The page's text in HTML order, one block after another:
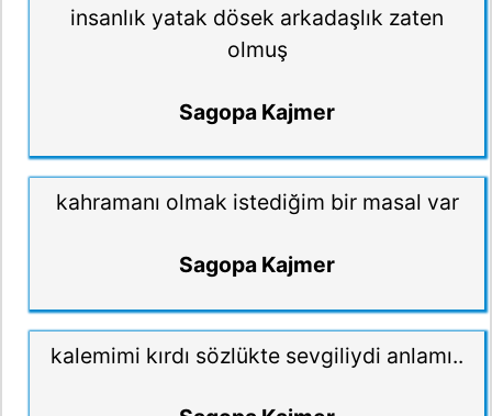
insanlık yatak dösek arkadaşlık zaten
olmuş
Sagopa Kajmer
kahramanı olmak istediğim bir masal var
Sagopa Kajmer
kalemimi kırdı sözlükte sevgiliydi anlamı..